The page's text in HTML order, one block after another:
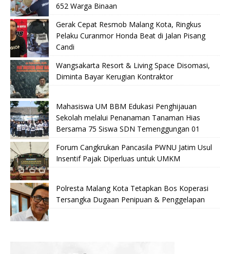
652 Warga Binaan
Gerak Cepat Resmob Malang Kota, Ringkus
Pelaku Curanmor Honda Beat di Jalan Pisang
Candi
Wangsakarta Resort & Living Space Disomasi,
Diminta Bayar Kerugian Kontraktor
Mahasiswa UM BBM Edukasi Penghijauan
Sekolah melalui Penanaman Tanaman Hias
Bersama 75 Siswa SDN Temenggungan 01
Forum Cangkrukan Pancasila PWNU Jatim Usul
Insentif Pajak Diperluas untuk UMKM
Polresta Malang Kota Tetapkan Bos Koperasi
Tersangka Dugaan Penipuan & Penggelapan